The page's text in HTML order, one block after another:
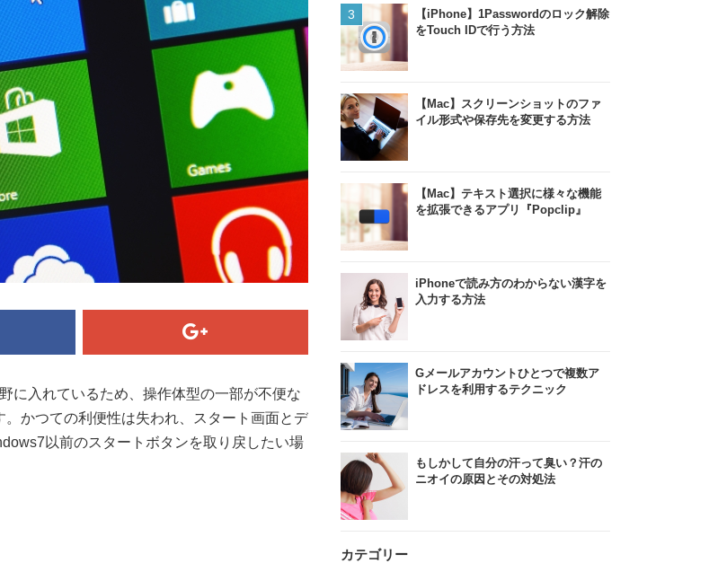
に入れているため、操作体型の一部が不便な
かつての利便性は失われ、スタート画面とデ
以前のスタートボタンを取り戻したい場
【iPhone】1Passwordのロック解除
をTouch IDで行う方法
【Mac】スクリーンショットのファ
イル形式や保存先を変更する方法
【Mac】テキスト選択に様々な機能
を拡張できるアプリ『Popclip』
iPhoneで読み方のわからない漢字を
入力する方法
Gメールアカウントひとつで複数ア
ドレスを利用するテクニック
もしかして自分の汗って臭い？汗の
ニオイの原因とその対処法
カテゴリー